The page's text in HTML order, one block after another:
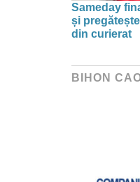
Sameday
și
din curierat
BIHON